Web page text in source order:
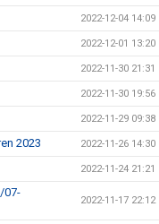
2022-12-04 14:09
2022-12-01 13:20
2022-11-30 21:31
2022-11-30 19:56
2022-11-29 09:38
2023 2022-11-26 14:30
2022-11-24 21:21
07-
2022-11-17 22:12